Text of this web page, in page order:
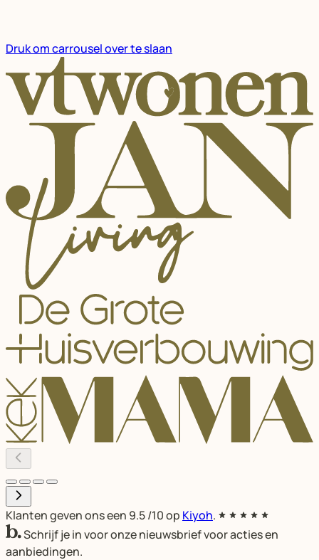
Druk om carrousel over te slaan
Klanten geven ons een 9.5/10 op Kiyoh.
Schrijf je in voor onze nieuwsbrief voor acties en
aanbiedingen.